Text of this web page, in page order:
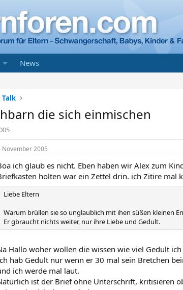
News
Talk
die sich einmischen
November 2005
ich glaub es nicht. Eben haben wir Alex zum
holten war ein Zettel drin. ich Zitire mal
Liebe Eltern
Warum brüllen sie so unglaublich mit ihen süßen kleinen
Er gbraucht nichts weiter, nur ihre Liebe und Gedult.
Hallo woher wollen die wissen wie viel Gedult ich
hab Gedult nur wenn er 30 mal sein Bretchen
ich werde mal laut.
ist der Brief ohne Unterschrift, kritisieren